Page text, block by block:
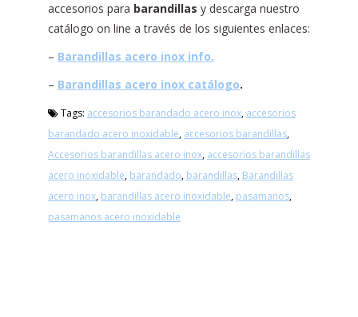
accesorios para barandillas y descarga nuestro
catálogo on line a través de los siguientes enlaces:
– Barandillas acero inox info.
– Barandillas acero inox catálogo.
Tags: accesorios barandado acero inox, accesorios
barandado acero inoxidable, accesorios barandillas,
Accesorios barandillas acero inox, accesorios barandillas
acero inoxidable, barandado, barandillas, Barandillas
acero inox, barandillas acero inoxidable, pasamanos,
pasamanos acero inoxidable